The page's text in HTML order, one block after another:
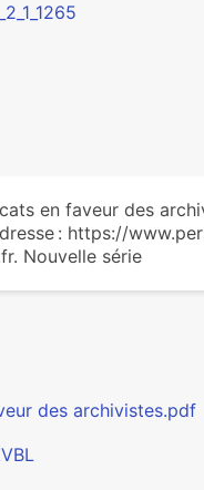
en faveur des
: https://
Nouvelle série
des archivistes.pdf